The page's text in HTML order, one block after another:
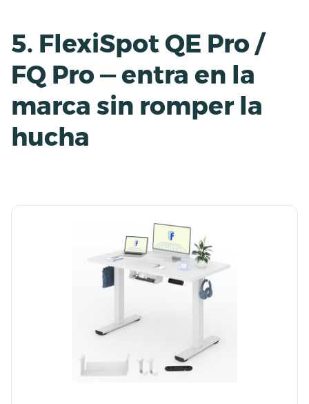
5. FlexiSpot QE Pro /
FQ Pro — entra en la
marca sin romper la
hucha